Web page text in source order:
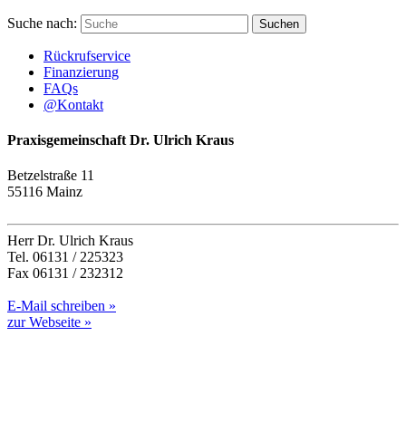
Suche nach: Suchen
Rückrufservice
Finanzierung
FAQs
@Kontakt
Praxisgemeinschaft Dr. Ulrich Kraus
Betzelstraße 11
55116 Mainz
Herr Dr. Ulrich Kraus
Tel. 06131 / 225323
Fax 06131 / 232312
E-Mail schreiben »
zur Webseite »